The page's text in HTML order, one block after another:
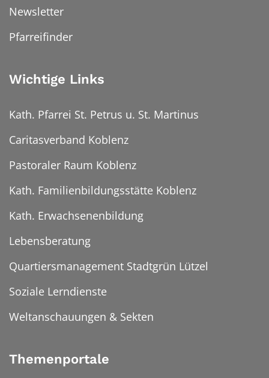
Newsletter
Pfarreifinder
Wichtige Links
Kath. Pfarrei St. Petrus u. St. Martinus
Caritasverband Koblenz
Pastoraler Raum Koblenz
Kath. Familienbildungsstätte Koblenz
Kath. Erwachsenenbildung
Lebensberatung
Quartiersmanagement Stadtgrün Lützel
Soziale Lerndienste
Weltanschauungen & Sekten
Themenportale